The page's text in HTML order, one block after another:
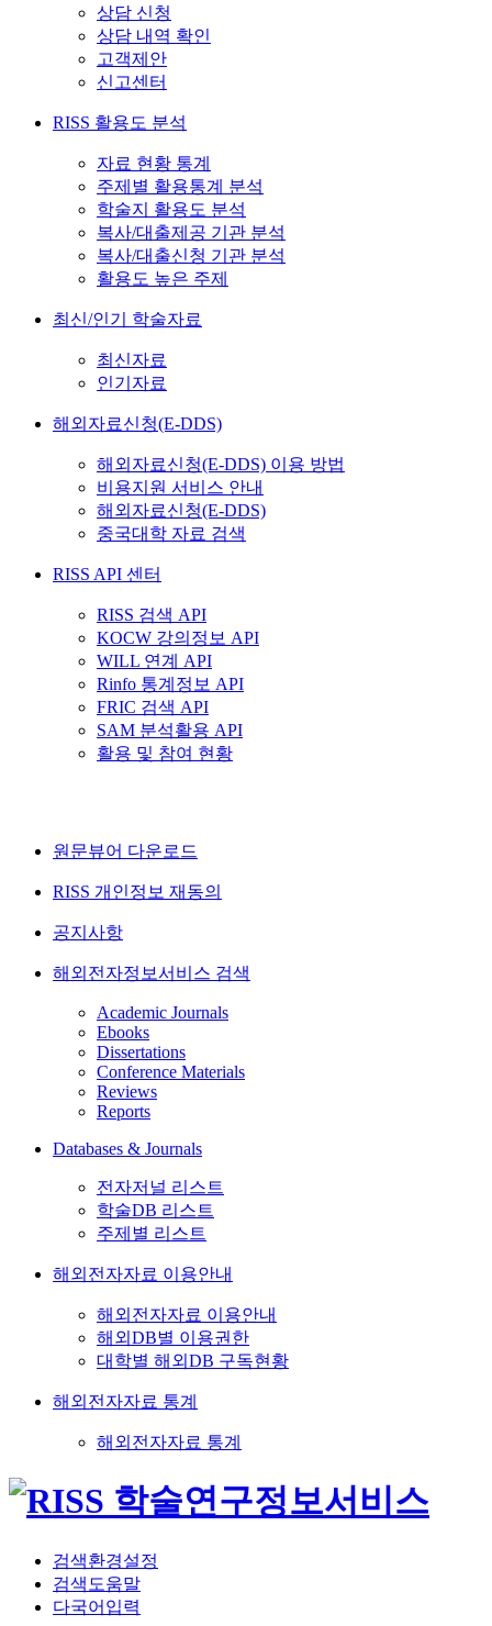
상담 신청
상담 내역 확인
고객제안
신고센터
RISS 활용도 분석
자료 현황 통계
주제별 활용통계 분석
학술지 활용도 분석
복사/대출제공 기관 분석
복사/대출신청 기관 분석
활용도 높은 주제
최신/인기 학술자료
최신자료
인기자료
해외자료신청(E-DDS)
해외자료신청(E-DDS) 이용 방법
비용지원 서비스 안내
해외자료신청(E-DDS)
중국대학 자료 검색
RISS API 센터
RISS 검색 API
KOCW 강의정보 API
WILL 연계 API
Rinfo 통계정보 API
FRIC 검색 API
SAM 분석활용 API
활용 및 참여 현황
원문뷰어 다운로드
RISS 개인정보 재동의
공지사항
해외전자정보서비스 검색
Academic Journals
Ebooks
Dissertations
Conference Materials
Reviews
Reports
Databases & Journals
전자저널 리스트
학술DB 리스트
주제별 리스트
해외전자자료 이용안내
해외전자자료 이용안내
해외DB별 이용권한
대학별 해외DB 구독현황
해외전자자료 통계
해외전자자료 통계
검색환경설정
검색도움말
다국어입력